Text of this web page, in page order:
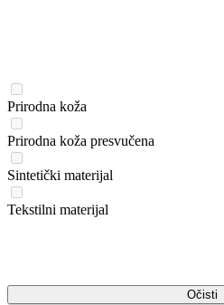
Prirodna koža
Prirodna koža presvučena
Sintetički materijal
Tekstilni materijal
Očisti